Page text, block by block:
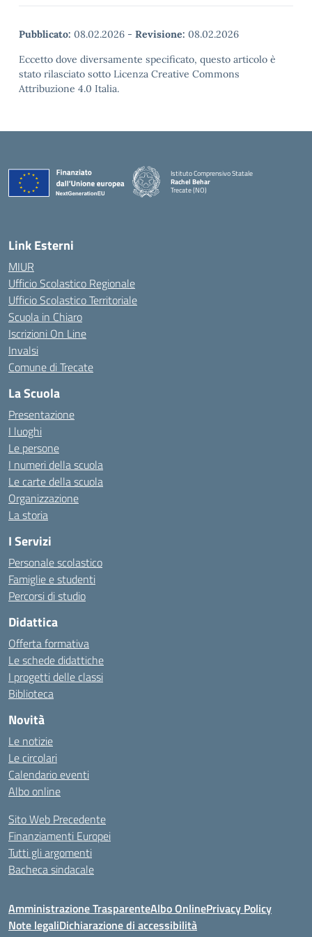
Pubblicato: 08.02.2026 - Revisione: 08.02.2026
Eccetto dove diversamente specificato, questo articolo è
stato rilasciato sotto Licenza Creative Commons
Attribuzione 4.0 Italia.
Istituto Comprensivo Statale
Rachel Behar
Trecate (NO)
Link Esterni
MIUR
Ufficio Scolastico Regionale
Ufficio Scolastico Territoriale
Scuola in Chiaro
Iscrizioni On Line
Invalsi
Comune di Trecate
La Scuola
Presentazione
I luoghi
Le persone
I numeri della scuola
Le carte della scuola
Organizzazione
La storia
I Servizi
Personale scolastico
Famiglie e studenti
Percorsi di studio
Didattica
Offerta formativa
Le schede didattiche
I progetti delle classi
Biblioteca
Novità
Le notizie
Le circolari
Calendario eventi
Albo online
Sito Web Precedente
Finanziamenti Europei
Tutti gli argomenti
Bacheca sindacale
Amministrazione TrasparenteAlbo OnlinePrivacy Policy
Note legaliDichiarazione di accessibilità